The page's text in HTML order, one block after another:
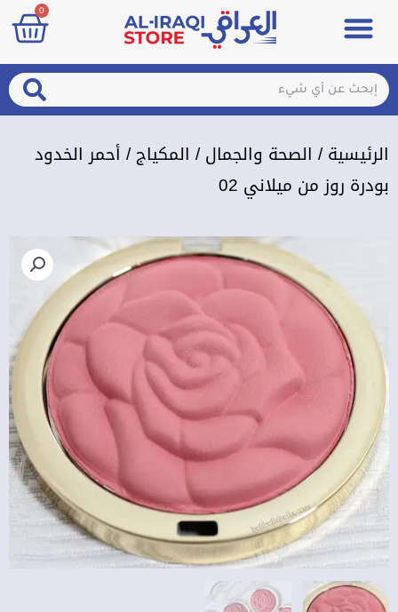
Menu
0
Search
الرئيسية/ الصحة والجمال/ المكياج/ أحمر الخدود
بودرة روز من ميلاني 02